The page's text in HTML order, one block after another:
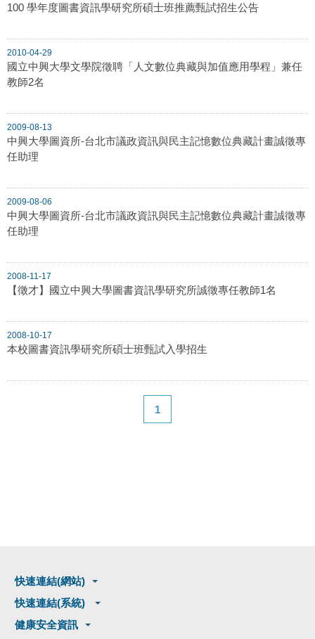
100 學年度圖書資訊學研究所碩士班推薦甄試招生公告
2010-04-29
國立中興大學文學院徵聘「人文數位典藏與加值應用學程」兼任
教師2名
2009-08-13
中興大學圖資所-台北市議政資訊與民主記憶數位典藏計畫誠徵專
任助理
2009-08-06
中興大學圖資所-台北市議政資訊與民主記憶數位典藏計畫誠徵專
任助理
2008-11-17
【徵才】國立中興大學圖書資訊學研究所誠徵專任教師1名
2008-10-17
本校圖書資訊學研究所碩士班甄試入學招生
1
快速連結(網站)
快速連結(系統)
健康安全資訊